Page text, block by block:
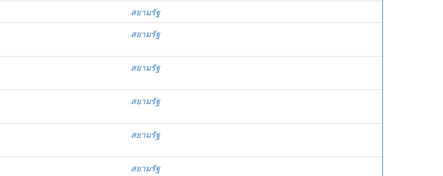
สยามรัฐ
สยามรัฐ
สยามรัฐ
สยามรัฐ
สยามรัฐ
สยามรัฐ